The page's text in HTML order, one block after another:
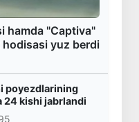
hamda "Captiva"
yuz berdi
poyezdlarining
24 kishi jabrlandi